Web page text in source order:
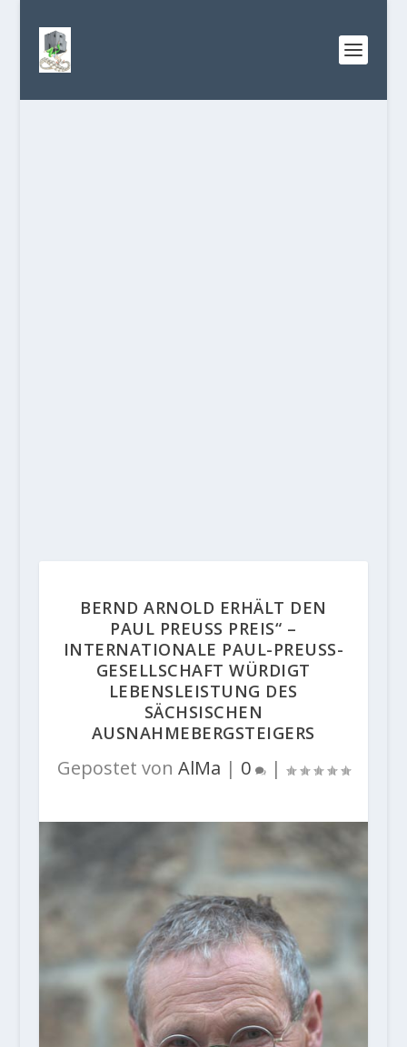
BERND ARNOLD ERHÄLT DEN
PAUL PREUSS PREIS“ –
INTERNATIONALE PAUL-PREUSS-
GESELLSCHAFT WÜRDIGT
LEBENSLEISTUNG DES
SÄCHSISCHEN
AUSNAHMEBERGSTEIGERS
Gepostet von AlMa | 0 |